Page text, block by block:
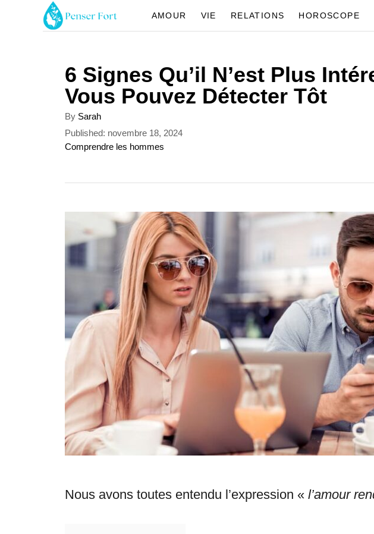
AMOUR VIE RELATIONS HOROSCOPE
6 Signes Qu’il N’est Plus
Vous Pouvez Détecter Tôt
By A
u
t
r
Sarah
P
o
o
Published: novembre 18, 2024
C
o
s
Comprendre les hommes
Nous avons toutes entendu l’expression « l’amour